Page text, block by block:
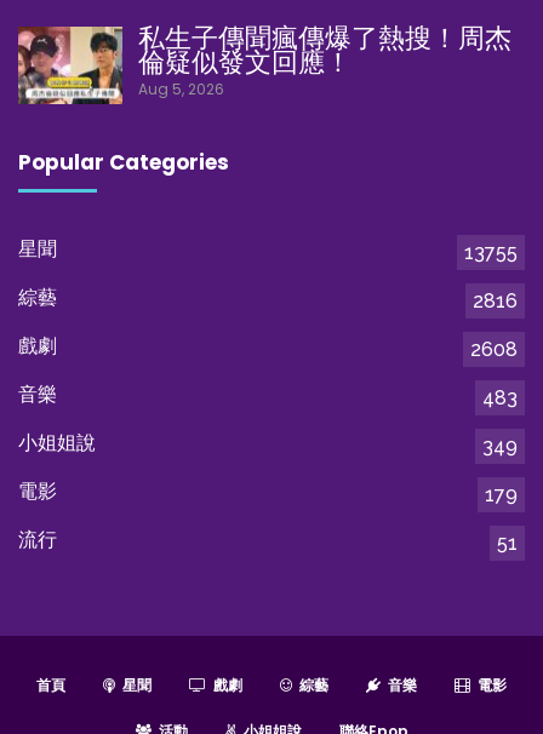
私生子傳聞瘋傳爆了熱搜！周杰
倫疑似發文回應！
Aug 5, 2026
Popular Categories
星聞
13755
綜藝
2816
戲劇
2608
音樂
483
小姐姐說
349
電影
179
流行
51
首頁 星聞 戲劇 綜藝 音樂 電影